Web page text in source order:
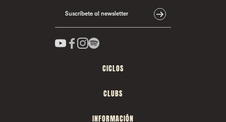
Suscríbete al newsletter
CICLOS
CLUBS
INFORMACIÓN